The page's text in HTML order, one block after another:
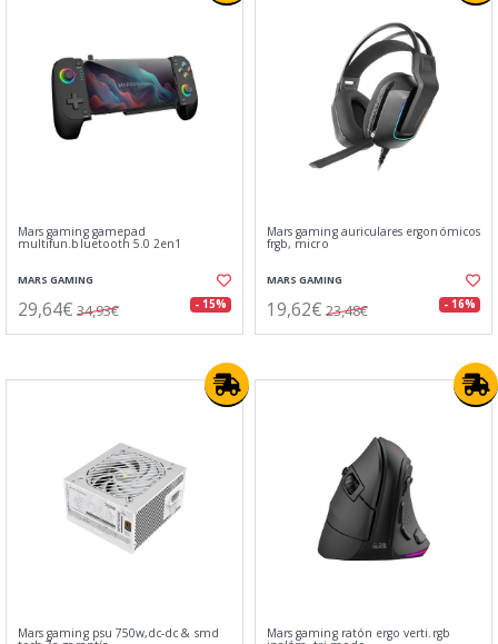
Mars gaming gamepad
multifun.bluetooth 5.0 2en1
MARS GAMING
29,64€ 34,93€ - 15%
Mars gaming auriculares ergonómicos
frgb, micro
MARS GAMING
19,62€ 23,48€ - 16%
Mars gaming psu 750w,dc-dc & smd Mars gaming ratón ergo verti.rgb